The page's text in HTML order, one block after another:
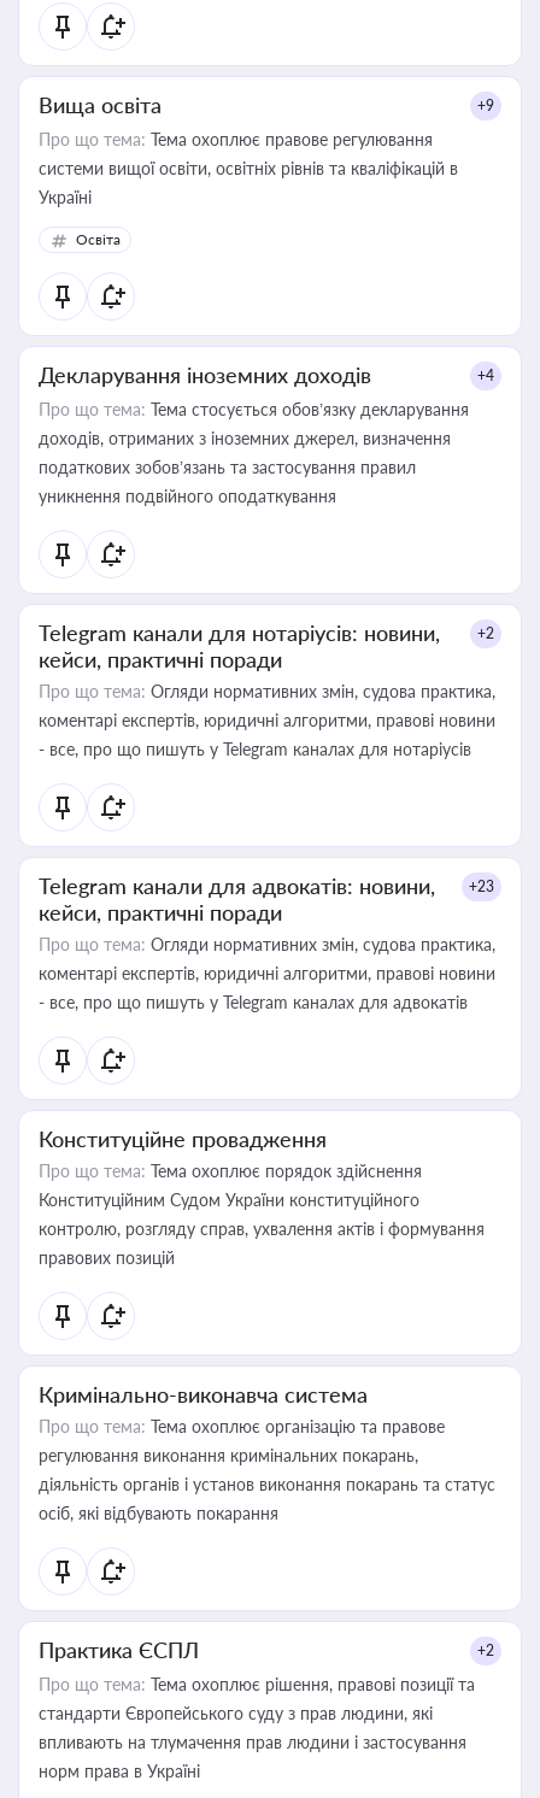
Вища освіта +9
Про що тема: Тема охоплює правове регулювання
системи вищої освіти, освітніх рівнів та кваліфікацій в
Україні
Освіта
Декларування іноземних доходів +4
Про що тема: Тема стосується обов’язку декларування
доходів, отриманих з іноземних джерел, визначення
податкових зобов’язань та застосування правил
уникнення подвійного оподаткування
Telegram канали для нотаріусів: новини,
кейси, практичні поради
+2
Про що тема: Огляди нормативних змін, судова практика,
коментарі експертів, юридичні алгоритми, правові новини
- все, про що пишуть у Telegram каналах для нотаріусів
Telegram канали для адвокатів: новини,
кейси, практичні поради
+23
Про що тема: Огляди нормативних змін, судова практика,
коментарі експертів, юридичні алгоритми, правові новини
- все, про що пишуть у Telegram каналах для адвокатів
Конституційне провадження
Про що тема: Тема охоплює порядок здійснення
Конституційним Судом України конституційного
контролю, розгляду справ, ухвалення актів і формування
правових позицій
Кримінально-виконавча система
Про що тема: Тема охоплює організацію та правове
регулювання виконання кримінальних покарань,
діяльність органів і установ виконання покарань та статус
осіб, які відбувають покарання
Практика ЄСПЛ +2
Про що тема: Тема охоплює рішення, правові позиції та
стандарти Європейського суду з прав людини, які
впливають на тлумачення прав людини і застосування
норм права в Україні